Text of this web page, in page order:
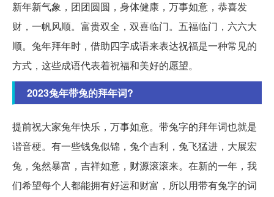
新年新气象，团团圆圆，身体健康，万事如意，恭喜发
财，一帆风顺。富贵双全，双喜临门。五福临门，六六大
顺。兔年拜年时，借助四字成语来表达祝福是一种常见的
方式，这些成语代表着祝福和美好的愿望。
2023兔年带兔的拜年词?
提前祝大家兔年快乐，万事如意。带兔字的拜年词也就是
谐音梗。有一些钱兔似锦，兔个吉利，兔飞猛进，大展宏
兔，兔然暴富，吉祥如意，财源滚滚来。在新的一年，我
们希望每个人都能拥有好运和财富，所以用带有兔字的词